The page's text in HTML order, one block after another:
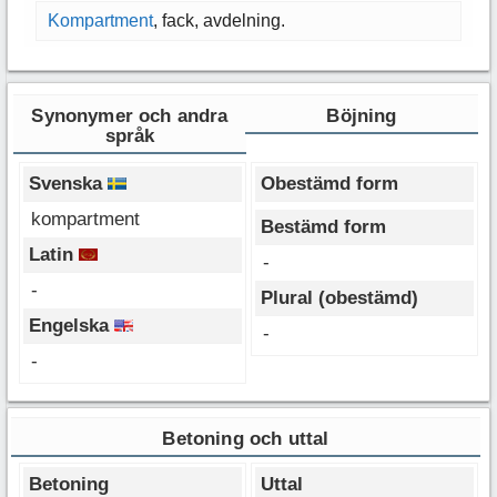
Kompartment, fack, avdelning.
Synonymer och andra
språk
Böjning
Svenska
kompartment
Latin
-
Engelska
-
Obestämd form
Bestämd form
-
Plural (obestämd)
-
Betoning och uttal
Betoning
Uttal